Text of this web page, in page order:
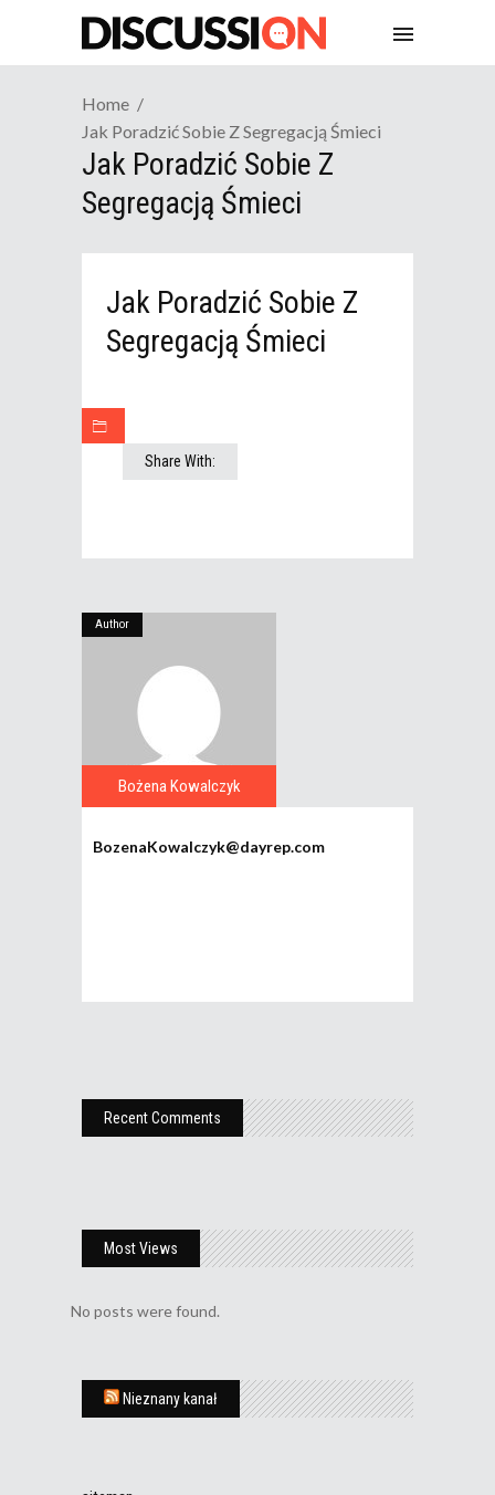
Home
Jak Poradzić Sobie Z Segregacją Śmieci
Jak Poradzić Sobie Z
Segregacją Śmieci
Jak Poradzić Sobie Z
Segregacją Śmieci
Share With:
Author
Bożena Kowalczyk
BozenaKowalczyk@dayrep.com
Recent Comments
Most Views
No posts were found.
Nieznany kanał